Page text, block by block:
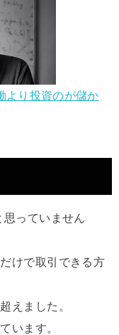
より投資のが儲か
っていません
けで取引できる方
えました。
います。